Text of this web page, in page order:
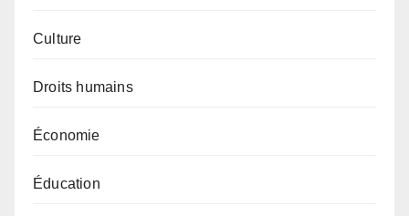
Culture
Droits humains
Économie
Éducation